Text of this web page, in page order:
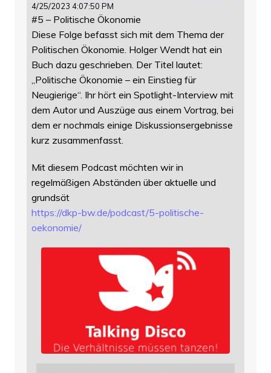
4/25/2023 4:07:50 PM
#5 – Politische Ökonomie
Diese Folge befasst sich mit dem Thema der
Politischen Ökonomie. Holger Wendt hat ein
Buch dazu geschrieben. Der Titel lautet:
„Politische Ökonomie – ein Einstieg für
Neugierige“. Ihr hört ein Spotlight-Interview mit
dem Autor und Auszüge aus einem Vortrag, bei
dem er nochmals einige Diskussionsergebnisse
kurz zusammenfasst.
Mit diesem Podcast möchten wir in
regelmäßigen Abständen über aktuelle und
grundsät
https://dkp-bw.de/podcast/5-politische-
oekonomie/